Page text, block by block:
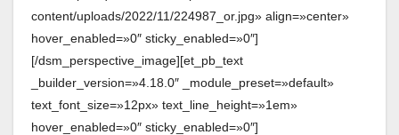
content/uploads/2022/11/224987_or.jpg» align=»center»
hover_enabled=»0″ sticky_enabled=»0″]
[/dsm_perspective_image][et_pb_text
_builder_version=»4.18.0″ _module_preset=»default»
text_font_size=»12px» text_line_height=»1em»
hover_enabled=»0″ sticky_enabled=»0″]